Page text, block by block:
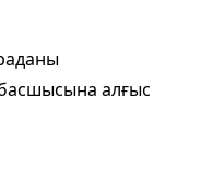
алғыс